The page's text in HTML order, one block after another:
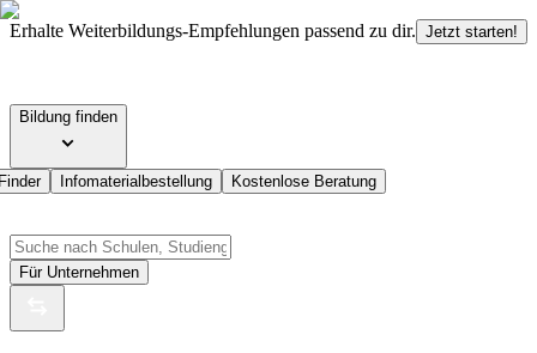
Erhalte Weiterbildungs-Empfehlungen passend zu dir. Jetzt starten!
Bildung finden
Infomaterialbestellung Kostenlose Beratung
Für Unternehmen